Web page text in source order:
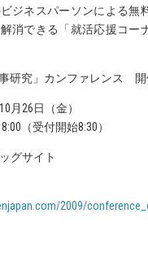
ジネスパーソンによる無
消できる「就活応援コー
研究」カンファレンス 開
月26日（金）
（受付開始8:30）
グサイト
2009/